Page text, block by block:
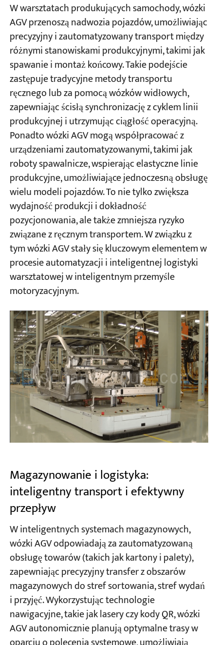
W warsztatach produkujących samochody, wózki
AGV przenoszą nadwozia pojazdów, umożliwiając
precyzyjny i zautomatyzowany transport między
różnymi stanowiskami produkcyjnymi, takimi jak
spawanie i montaż końcowy. Takie podejście
zastępuje tradycyjne metody transportu
ręcznego lub za pomocą wózków widłowych,
zapewniając ścisłą synchronizację z cyklem linii
produkcyjnej i utrzymując ciągłość operacyjną.
Ponadto wózki AGV mogą współpracować z
urządzeniami zautomatyzowanymi, takimi jak
roboty spawalnicze, wspierając elastyczne linie
produkcyjne, umożliwiające jednoczesną obsługę
wielu modeli pojazdów. To nie tylko zwiększa
wydajność produkcji i dokładność
pozycjonowania, ale także zmniejsza ryzyko
związane z ręcznym transportem. W związku z
tym wózki AGV stały się kluczowym elementem w
procesie automatyzacji i inteligentnej logistyki
warsztatowej w inteligentnym przemyśle
motoryzacyjnym.
Magazynowanie i logistyka:
inteligentny transport i efektywny
przepływ
W inteligentnych systemach magazynowych,
wózki AGV odpowiadają za zautomatyzowaną
obsługę towarów (takich jak kartony i palety),
zapewniając precyzyjny transfer z obszarów
magazynowych do stref sortowania, stref wydań
i przyjęć. Wykorzystując technologie
nawigacyjne, takie jak lasery czy kody QR, wózki
AGV autonomicznie planują optymalne trasy w